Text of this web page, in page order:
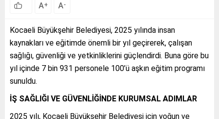
A+ A-
Kocaeli Büyükşehir Belediyesi, 2025 yılında insan
kaynakları ve eğitimde önemli bir yıl geçirerek, çalışan
sağlığı, güvenliği ve yetkinliklerini güçlendirdi. Buna göre bu
yıl içinde 7 bin 931 personele 100’ü aşkın eğitim programı
sunuldu.
İŞ SAĞLIĞI VE GÜVENLİĞİNDE KURUMSAL ADIMLAR
2025 yılı, Kocaeli Büyükşehir Belediyesi için yoğun ve